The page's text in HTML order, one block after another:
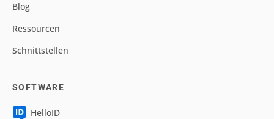
Blog
Ressourcen
Schnittstellen
SOFTWARE
HelloID